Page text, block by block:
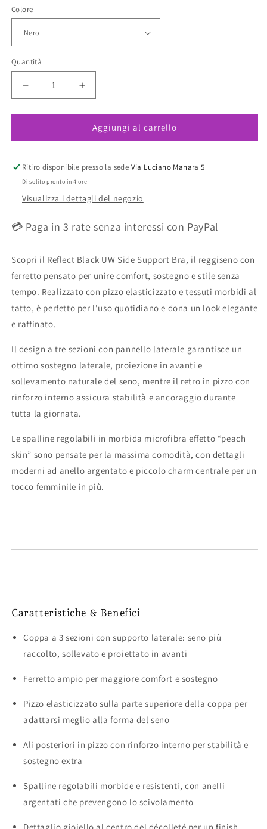
Colore
Quantità
Diminuisci
quantità
per
Reggiseno
Ferretto
E
Semi
Nero
Aumenta
quantità
per
Reflect
Reggiseno
Ferretto
E
Semi
Nero
Aggiungi al carrello
Ritiro disponibile presso la sede Via Luciano Manara 5
Di solito pronto in 4 ore
Visualizza i dettagli del negozio
💳 Paga in 3 rate senza interessi con PayPal
Scopri il Reflect Black UW Side Support Bra, il reggiseno con
ferretto pensato per unire comfort, sostegno e stile senza
tempo. Realizzato con pizzo elasticizzato e tessuti morbidi al
tatto, è perfetto per l’uso quotidiano e dona un look elegante
e raffinato.
Il design a tre sezioni con pannello laterale garantisce un
ottimo sostegno laterale, proiezione in avanti e
sollevamento naturale del seno, mentre il retro in pizzo con
rinforzo interno assicura stabilità e ancoraggio durante
tutta la giornata.
Le spalline regolabili in morbida microfibra effetto “peach
skin” sono pensate per la massima comodità, con dettagli
moderni ad anello argentato e piccolo charm centrale per un
tocco femminile in più.
Caratteristiche & Benefici
Coppa a 3 sezioni con supporto laterale: seno più
raccolto, sollevato e proiettato in avanti
Ferretto ampio per maggiore comfort e sostegno
Pizzo elasticizzato sulla parte superiore della coppa per
adattarsi meglio alla forma del seno
Ali posteriori in pizzo con rinforzo interno per stabilità e
sostegno extra
Spalline regolabili morbide e resistenti, con anelli
argentati che prevengono lo scivolamento